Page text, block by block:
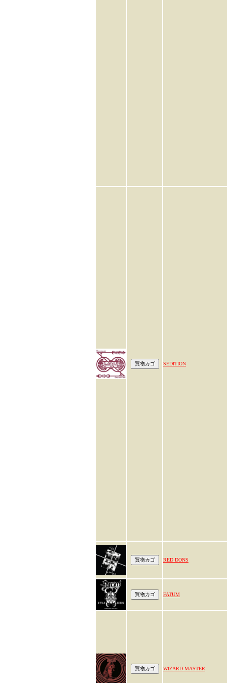
SEDITION
RED DONS
FATUM
WIZARD MASTER